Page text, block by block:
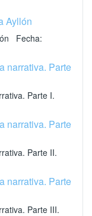
Ayllón
Fecha:
narrativa. Parte
Parte I.
narrativa. Parte
Parte II.
narrativa. Parte
Parte III.